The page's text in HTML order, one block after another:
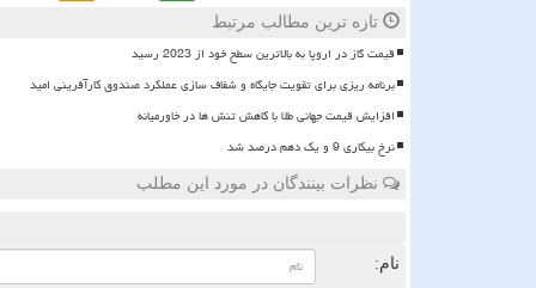
تازه ترین مطالب مرتبط
قیمت گاز در اروپا به بالاترین سطح خود از 2023 رسید
برنامه ریزی برای تقویت جایگاه و شفاف سازی عملکرد صندوق کارآفرینی امید
افزایش قیمت جهانی طلا با کاهش تنش ها در خاورمیانه
نرخ بیکاری 9 و یک دهم درصد شد
نظرات بینندگان در مورد این مطلب
نام: